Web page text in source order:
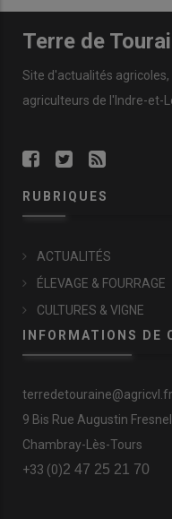
Terre de
Site d'actualités
agriculteurs de l'Indre-et-
RUBRIQUES
ACTUALITÉS
ÉLEVAGE & FOURRAGE
CULTURES & VIGNE
INFORMATIONS DE
terredetouraine@agricvl.fr
9 Bis Rue Augustin Fresnel
Chambray-Lès-Tours
+33 (0)2 47 25 21 70